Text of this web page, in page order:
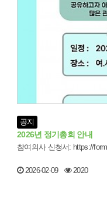
공지
2026년 정기총회 안내
2026-02-09 2020